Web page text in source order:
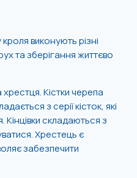
виконують різні
та зберігання життєво
Кістки черепа
з серії кісток, які
складаються з
Хрестець є
забезпечити